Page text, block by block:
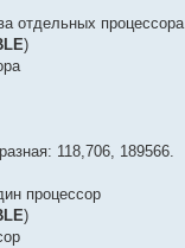
отдельных процессора
)
118,706, 189566.
процессор
)